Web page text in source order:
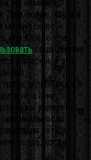
но намного
Тем более, что и в
можно было
его к себе — а
лишь против
патроны, а это
игры. Также в
по стене,
вы убиваете
хоть и
тогда, когда